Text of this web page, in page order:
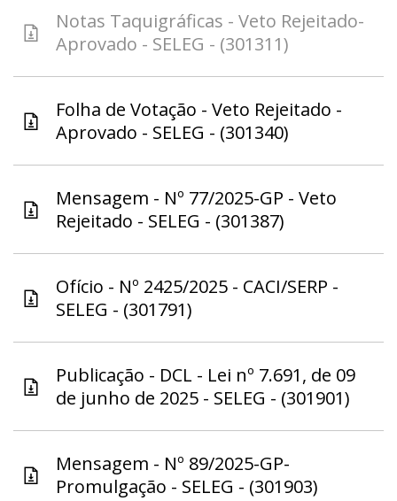
Notas Taquigráficas - Veto Rejeitado-
Aprovado - SELEG - (301311)
Folha de Votação - Veto Rejeitado -
Aprovado - SELEG - (301340)
Mensagem - Nº 77/2025-GP - Veto
Rejeitado - SELEG - (301387)
Ofício - Nº 2425/2025 - CACI/SERP -
SELEG - (301791)
Publicação - DCL - Lei nº 7.691, de 09
de junho de 2025 - SELEG - (301901)
Mensagem - Nº 89/2025-GP-
Promulgação - SELEG - (301903)